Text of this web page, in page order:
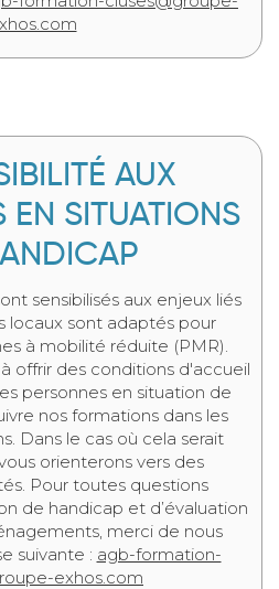
AUX
EN SITUATIONS
sensibilisés aux enjeux liés
locaux sont adaptés pour
à mobilité réduite (PMR).
offrir des conditions d'accueil
personnes en situation de
nos formations dans les
Dans le cas où cela serait
orienterons vers des
Pour toutes questions
de handicap et d’évaluation
merci de nous
suivante : agb-formation-
exhos.com